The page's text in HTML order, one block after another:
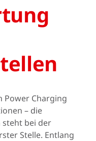
Power Charging
– die
bei der
Stelle. Entlang